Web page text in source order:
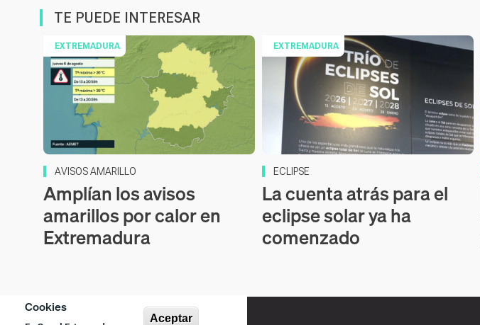
Cookies
Aceptar
TE PUEDE INTERESAR
EXTREMADURA
AVISOS AMARILLO
Amplían los avisos
amarillos por calor en
Extremadura
EXTREMADURA
ECLIPSE
La cuenta atrás para el
eclipse solar ya ha
comenzado